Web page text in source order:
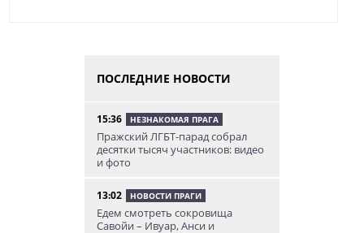
ПОСЛЕДНИЕ НОВОСТИ
15:36 НЕЗНАКОМАЯ ПРАГА
Пражский ЛГБТ-парад собрал
десятки тысяч участников: видео
и фото
13:02 НОВОСТИ ПРАГИ
Едем смотреть сокровища
Савойи – Ивуар, Анси и